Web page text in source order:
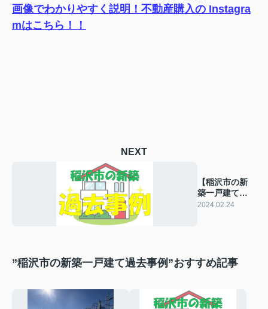
画像でわかりやすく説明！不動産購入の Instagra
mはこちら！！
NEXT
【稲沢市の新
築一戸建て】
過去の販売事
2024.02.24
”稲沢市の新築一戸建て過去事例”おすすめ記事